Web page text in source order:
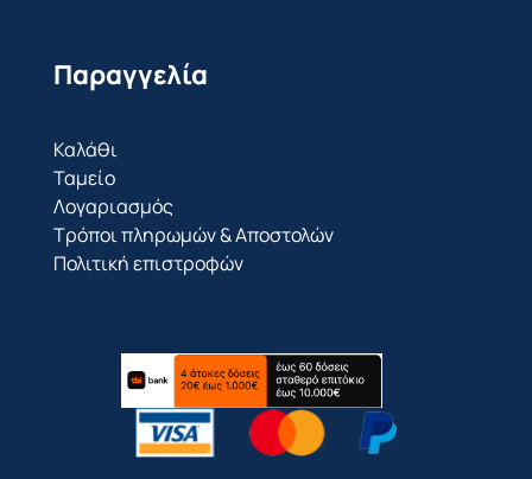
Παραγγελία
Καλάθι
Ταμείο
Λογαριασμός
Τρόποι πληρωμών & Αποστολών
Πολιτική επιστροφών